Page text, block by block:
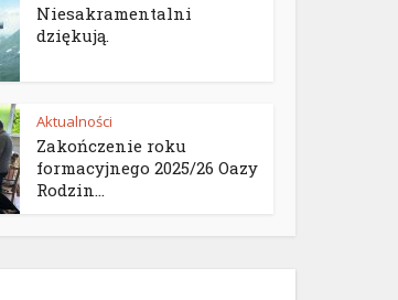
Niesakramentalni
dziękują.
Aktualności
Zakończenie roku
formacyjnego 2025/26 Oazy
Rodzin...